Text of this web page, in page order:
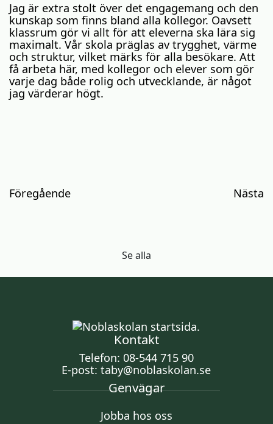
Jag är extra stolt över det engagemang och den
kunskap som finns bland alla kollegor. Oavsett
klassrum gör vi allt för att eleverna ska lära sig
maximalt. Vår skola präglas av trygghet, värme
och struktur, vilket märks för alla besökare. Att
få arbeta här, med kollegor och elever som gör
varje dag både rolig och utvecklande, är något
jag värderar högt.
Föregående
Nästa
Se alla
Kontakt
Telefon: 08-544 715 90
E-post:taby@noblaskolan.se
Genvägar
Jobba hos oss